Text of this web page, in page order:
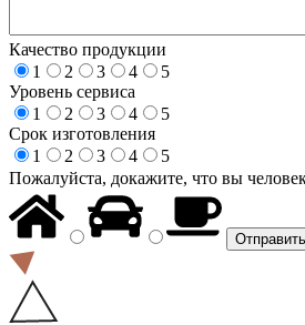
Качество продукции
1
2 3 4
5
Уровень сервиса
1
2 3 4
5
Срок изготовления
1
2 3 4
5
Пожалуйста, докажите, что вы